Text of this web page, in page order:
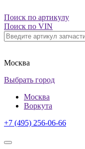
Поиск по артикулу
Поиск по VIN
Москва
Выбрать город
Москва
Воркута
+7 (495) 256-06-66